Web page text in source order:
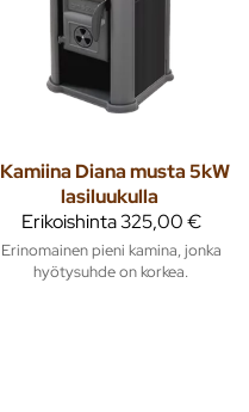
Kamiina Diana musta 5kW
lasiluukulla
Erikoishinta325,00 €
Erinomainen pieni kamina, jonka
hyötysuhde on korkea.